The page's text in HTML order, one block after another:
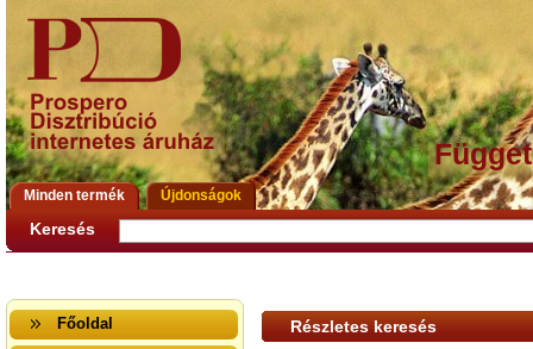
Minden termék Újdonságok
Keresés
Főoldal
Részletes keresés